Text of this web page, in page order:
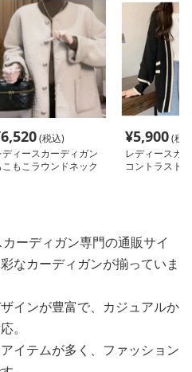
6,520(税込)
ディースカーディガン
こもこラウンドネック
¥5,900(税
レディースカ
コントラスト
ーディガン専門の通販サイ
なカーディガンが揃っていま
インが豊富で、カジュアルか
。
イテムが多く、ファッション